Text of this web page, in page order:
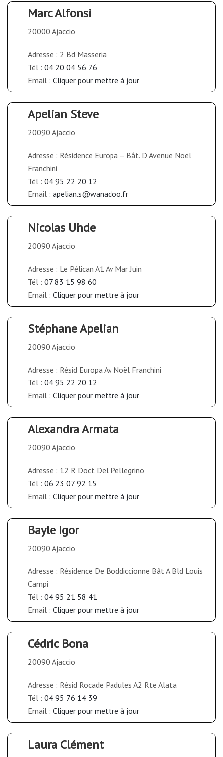
Marc Alfonsi
20000 Ajaccio
Adresse : 2 Bd Masseria
Tél : 04 20 04 56 76
Email : Cliquer pour mettre à jour
Apelian Steve
20090 Ajaccio
Adresse : Résidence Europa – Bât. D Avenue Noël
Franchini
Tél : 04 95 22 20 12
Email : apelian.s@wanadoo.fr
Nicolas Uhde
20090 Ajaccio
Adresse : Le Pélican A1 Av Mar Juin
Tél : 07 83 15 98 60
Email : Cliquer pour mettre à jour
Stéphane Apelian
20090 Ajaccio
Adresse : Résid Europa Av Noël Franchini
Tél : 04 95 22 20 12
Email : Cliquer pour mettre à jour
Alexandra Armata
20090 Ajaccio
Adresse : 12 R Doct Del Pellegrino
Tél : 06 23 07 92 15
Email : Cliquer pour mettre à jour
Bayle Igor
20090 Ajaccio
Adresse : Résidence De Boddiccionne Bât A Bld Louis
Campi
Tél : 04 95 21 58 41
Email : Cliquer pour mettre à jour
Cédric Bona
20090 Ajaccio
Adresse : Résid Rocade Padules A2 Rte Alata
Tél : 04 95 76 14 39
Email : Cliquer pour mettre à jour
Laura Clément